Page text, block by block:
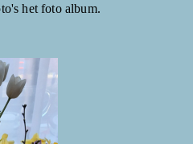
het foto album.